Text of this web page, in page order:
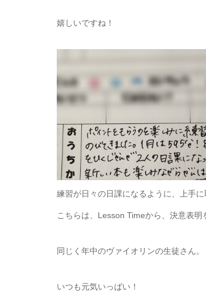
嬉しいですね！
練習が日々の日課になるように、上手
こちらは、Lesson Timeから、決意表明
同じく年中のヴァイオリンの生徒さん。
いつも元気いっぱい！